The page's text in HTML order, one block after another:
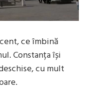
ce îmbină
Constanța își
cu mult